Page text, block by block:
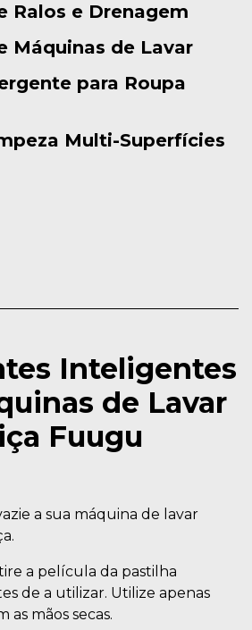
Ralos e Drenagem
Máquinas de Lavar
para Roupa
Multi-Superfícies
a sua máquina de lavar
a película da pastilha
de a utilizar. Utilize apenas
as mãos secas.
Inteligentes
de Lavar
Fuugu